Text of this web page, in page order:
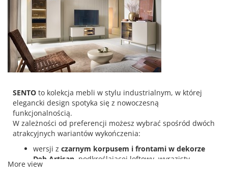
SENTO to kolekcja mebli w stylu industrialnym, w której
elegancki design spotyka się z nowoczesną
funkcjonalnością.
W zależności od preferencji możesz wybrać spośród dwóch
atrakcyjnych wariantów wykończenia:
wersji z czarnym korpusem i frontami w dekorze
Dąb Artisan , podkreślającej loftowy, wyrazisty
charakter,
More view